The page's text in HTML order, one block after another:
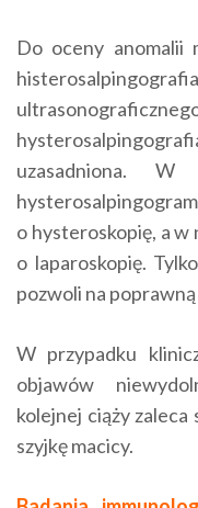
Do oceny anomalii
uzasadniona. W
o hysteroskopię, a
o laparoskopię.
pozwoli na
W przypadku
objawów
kolejnej ciąży zaleca
szyjkę macicy.